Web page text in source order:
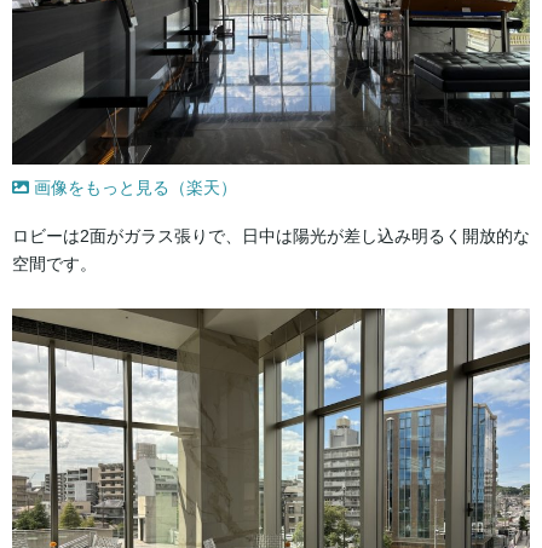
画像をもっと見る（楽天）
ロビーは2面がガラス張りで、日中は陽光が差し込み明るく開放的な
空間です。